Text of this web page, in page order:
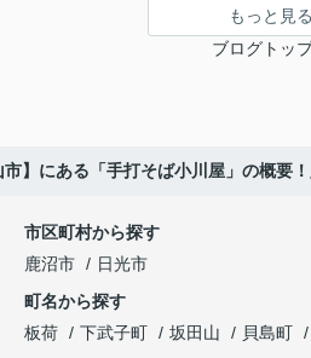
もっと見る
ブログトッ
市】にある「手打そば小川屋」の概要
市区町村から探す
鹿沼市
日光市
町名から探す
板荷
下武子町 坂田山 貝島町